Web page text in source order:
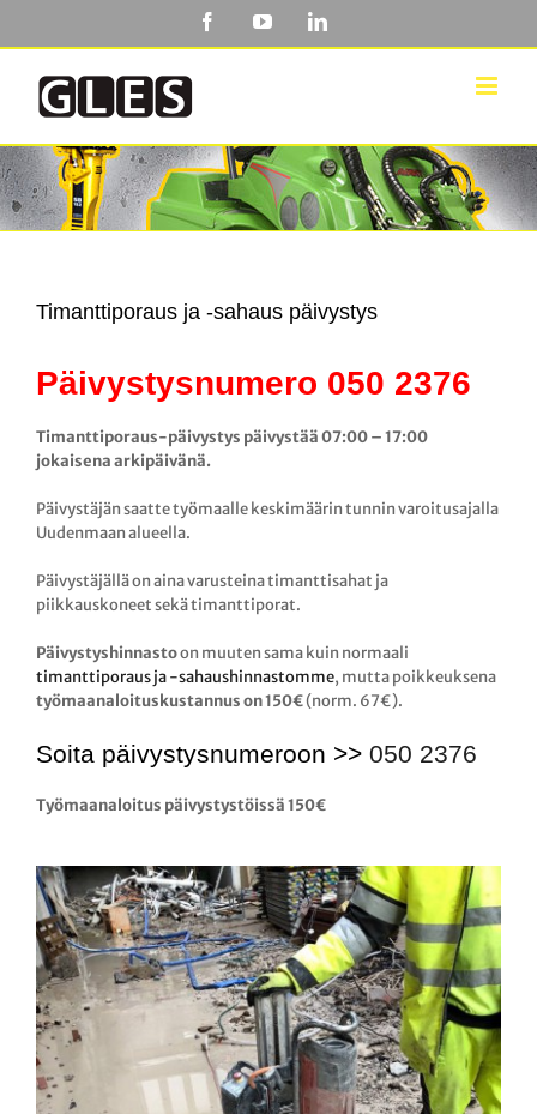
FacebookYouTubeLinkedIn
Timanttiporaus ja -sahaus päivystys
Päivystysnumero 050 2376
Timanttiporaus-päivystys päivystää 07:00 – 17:00
jokaisena arkipäivänä.
Päivystäjän saatte työmaalle keskimäärin tunnin varoitusajalla
Uudenmaan alueella.
Päivystäjällä on aina varusteina timanttisahat ja
piikkauskoneet sekä timanttiporat.
Päivystyshinnastoon muuten sama kuin normaali
timanttiporaus ja -sahaushinnastomme, mutta poikkeuksena
työmaanaloituskustannus on 150€(norm. 67€).
Soita päivystysnumeroon >> 050 2376
Työmaanaloitus päivystystöissä 150€